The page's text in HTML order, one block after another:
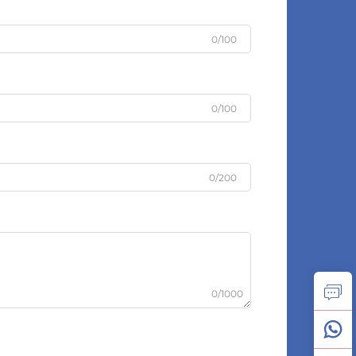
0/100
0/100
0/200
0/1000